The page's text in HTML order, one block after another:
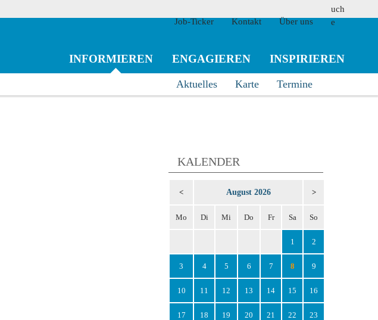
Job-Ticker
Kontakt Über uns
suchen
INFORMIEREN
Aktuelles Karte Termine
ENGAGIEREN INSPIRIEREN
KALENDER
< August 2026 >
Mo Di Mi Do Fr Sa So
1 2
3 4 5 6 7 8 9
10 11 12 13 14 15 16
17 18 19 20 21 22 23